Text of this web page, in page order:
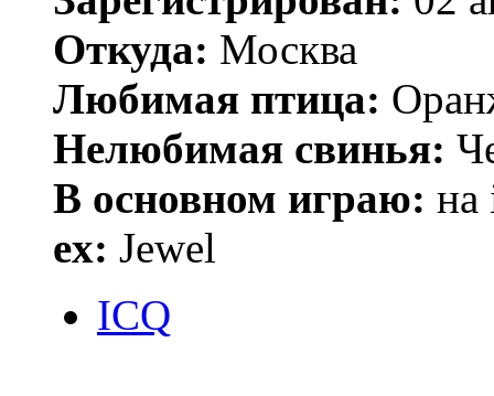
Откуда: Москва
Любимая птица:
Нелюбимая свинья:
В основном играю: на
ex: Jewel
ICQ